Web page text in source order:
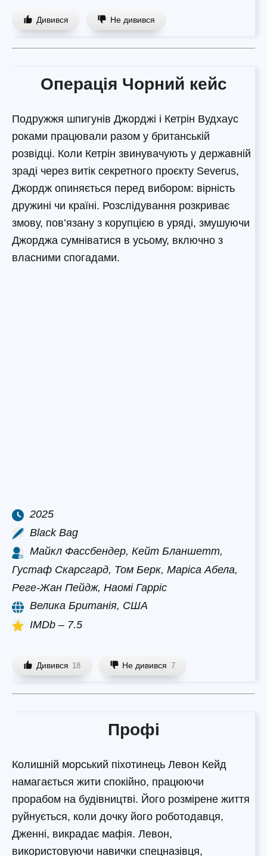
Дивився Не дивився
Операція Чорний кейс
Подружжя шпигунів Джорджі і Кетрін Вудхаус
роками працювали разом у британській
розвідці. Коли Кетрін звинувачують у державній
зраді через витік секретного проєкту Severus,
Джордж опиняється перед вибором: вірність
дружині чи країні. Розслідування розкриває
змову, пов’язану з корупцією в уряді, змушуючи
Джорджа сумніватися в усьому, включно з
власними спогадами.
2025
Black Bag
Майкл Фассбендер, Кейт Бланшетт,
Густаф Скарсгард, Том Берк, Маріса Абела,
Реге-Жан Пейдж, Наомі Гарріс
Велика Британія, США
IMDb – 7.5
Дивився 18 Не дивився 7
Профі
Колишній морський піхотинець Левон Кейд
намагається жити спокійно, працюючи
прорабом на будівництві. Його розмірене життя
руйнується, коли дочку його роботодавця,
Дженні, викрадає мафія. Левон,
використовуючи навички спецназівця,